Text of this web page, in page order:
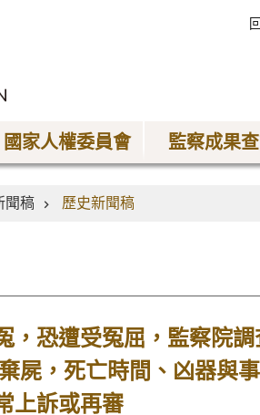
國家人權委員會 監察成果
聞稿 歷史新聞稿
，恐遭受冤屈，監察院
屍，死亡時間、凶器與
上訴或再審